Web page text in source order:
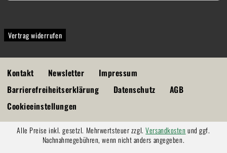
Vertrag widerrufen
Kontakt Newsletter
Impressum
Barrierefreiheitserklärung
Datenschutz
AGB
Cookieeinstellungen
Alle Preise inkl. gesetzl. Mehrwertsteuer zzgl.Versandkosten und ggf.
Nachnahmegebühren, wenn nicht anders angegeben.